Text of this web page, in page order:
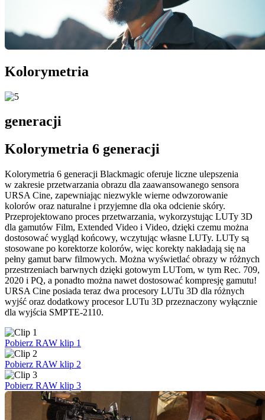
Kolorymetria
generacji
Kolorymetria 6 generacji
Kolorymetria 6 generacji Blackmagic oferuje liczne ulepszenia
w zakresie przetwarzania obrazu dla zaawansowanego sensora
URSA Cine, zapewniając niezwykle wierne odwzorowanie
kolorów oraz naturalne i przyjemne dla oka odcienie skóry.
Przeprojektowano proces przetwarzania, wykorzystując LUTy 3D
dla gamutów Film, Extended Video i Video, dzięki czemu można
dostosować wygląd końcowy, wczytując własne LUTy. LUTy są
stosowane po korektorze kolorów, więc korekty nakładają się na
pełny gamut barw filmowych. Można wyświetlać obrazy w różnych
przestrzeniach barwnych dzięki gotowym LUTom, w tym Rec. 709,
2020 i PQ, a ponadto można nawet dostosować kompresję gamutu!
URSA Cine posiada teraz dwa procesory LUTu 3D dla różnych
wyjść oraz dodatkowy procesor LUTu 3D przeznaczony wyłącznie
dla wyjścia SMPTE-2110.
Pobierz RAW klip 1
Pobierz RAW klip 2
Pobierz RAW klip 3